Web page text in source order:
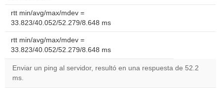
rtt min/avg/max/mdev =
33.823/40.052/52.279/8.648 ms
rtt min/avg/max/mdev =
33.823/40.052/52.279/8.648 ms
Enviar un ping al servidor, resultó en una respuesta de 52.2
ms.